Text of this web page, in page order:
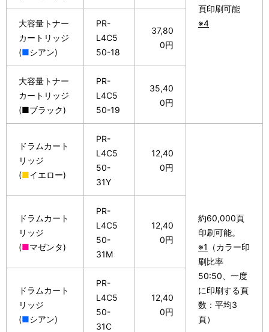
頁印刷可能
※4
大容量トナー
カートリッジ
(■シアン)
PR-
L4C5
50-18
37,80
0円
大容量トナー
カートリッジ
(■ブラック)
PR-
L4C5
50-19
35,40
0円
ドラムカート
リッジ
(■イエロー)
PR-
L4C5
50-
31Y
12,40
0円
約60,000頁
印刷可能。
※1
（カラー印
刷比率
50:50、一度
に印刷する頁
数：平均3
頁）
ドラムカート
リッジ
(■マゼンタ)
PR-
L4C5
50-
31M
12,40
0円
ドラムカート
リッジ
(■シアン)
PR-
L4C5
50-
31C
12,40
0円